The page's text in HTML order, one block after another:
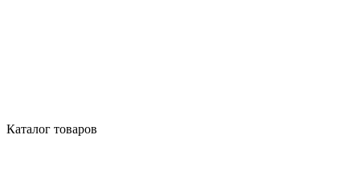
Каталог товаров